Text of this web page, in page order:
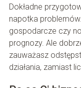
Dokładne
napotka
gospodarcze czy
prognozy. Ale
zauważasz
działania, zamiast